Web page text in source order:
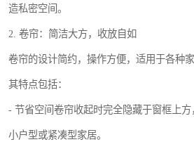
造私密空间。
2. 卷帘：简洁大方，收放自如
卷帘的设计简约，操作方便，适用于各种家
其特点包括：
- 节省空间卷帘收起时完全隐藏于窗框上
小户型或紧凑型家居。